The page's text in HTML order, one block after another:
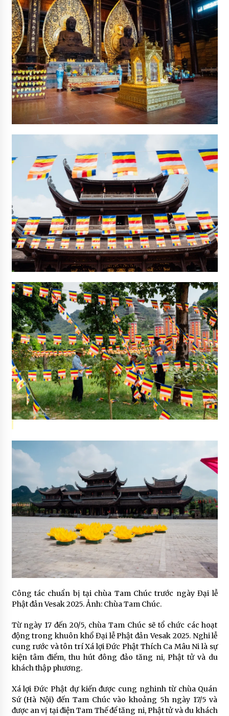
Công tác chuẩn bị tại chùa Tam Chúc trước ngày Đại lễ
Phật đản Vesak 2025. Ảnh: Chùa Tam Chúc.
Từ ngày 17 đến 20/5, chùa Tam Chúc sẽ tổ chức các hoạt
động trong khuôn khổ Đại lễ Phật đản Vesak 2025. Nghi lễ
cung rước và tôn trí Xá lợi Đức Phật Thích Ca Mâu Ni là sự
kiện tâm điểm, thu hút đông đảo tăng ni, Phật tử và du
khách thập phương.
Xá lợi Đức Phật dự kiến được cung nghinh từ chùa Quán
Sứ (Hà Nội) đến Tam Chúc vào khoảng 5h ngày 17/5 và
được an vị tại điện Tam Thế để tăng ni, Phật tử và du khách